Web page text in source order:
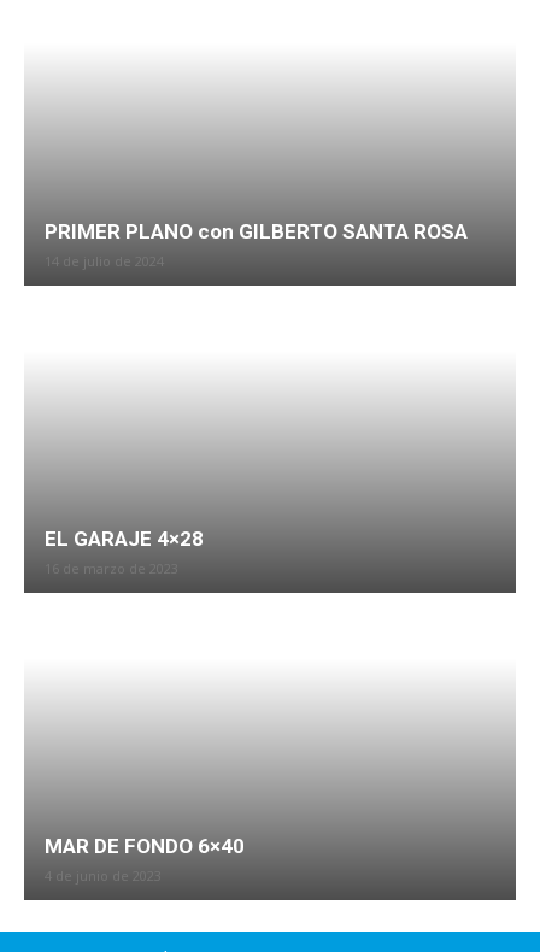
PRIMER PLANO con GILBERTO SANTA ROSA
EL GARAJE 4×28
16 de marzo de 2023
MAR DE FONDO 6×40
4 de junio de 2023